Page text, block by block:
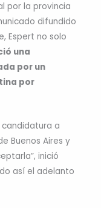
por la provincia
difundido
Espert no solo
una
por un
por
candidatura a
Buenos Aires y
inició
así el adelanto